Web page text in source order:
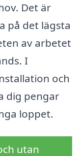
Det är
på det lägsta
av arbetet
I
och
dig pengar
loppet.
utan